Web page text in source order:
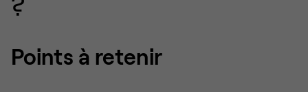
Points à retenir